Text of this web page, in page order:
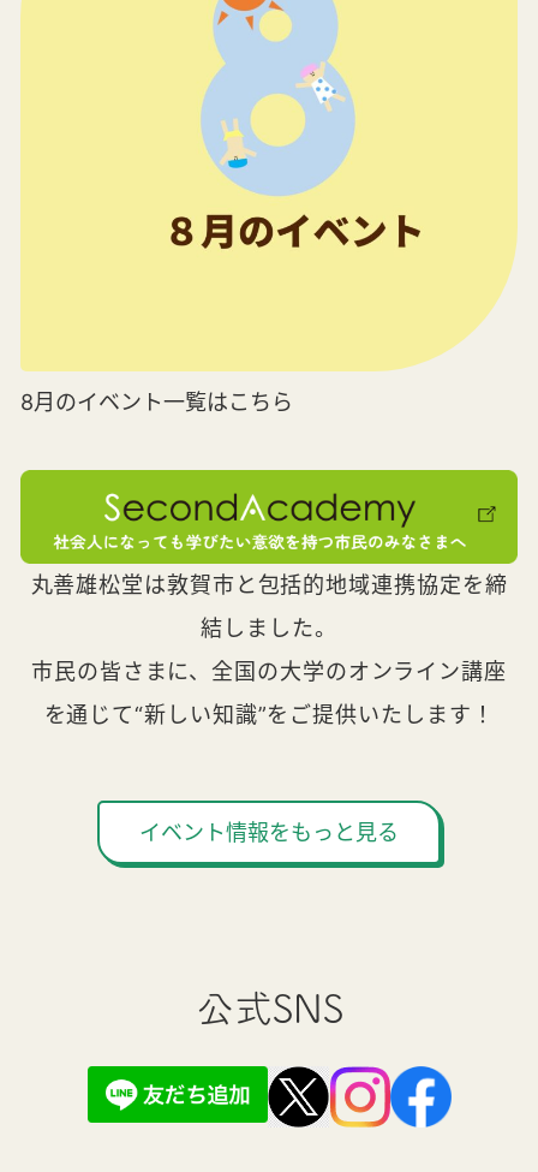
8月のイベント一覧はこちら
丸善雄松堂は敦賀市と包括的地域連携協定を締
結しました。
市民の皆さまに、全国の大学のオンライン講座
を通じて“新しい知識”をご提供いたします！
イベント情報をもっと見る
公式SNS